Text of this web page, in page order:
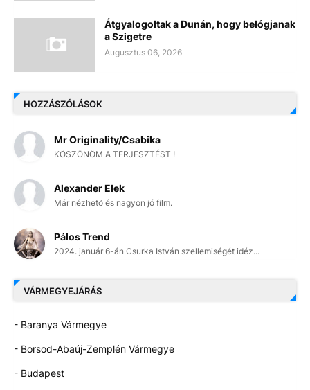
Átgyalogoltak a Dunán, hogy belógjanak
a Szigetre
Augusztus 06, 2026
HOZZÁSZÓLÁSOK
Mr Originality/Csabika
KÖSZÖNÖM A TERJESZTÉST !
Alexander Elek
Már nézhető és nagyon jó film.
Pálos Trend
2024. január 6-án Csurka István szellemiségét idéz...
VÁRMEGYEJÁRÁS
- Baranya Vármegye
- Borsod-Abaúj-Zemplén Vármegye
- Budapest